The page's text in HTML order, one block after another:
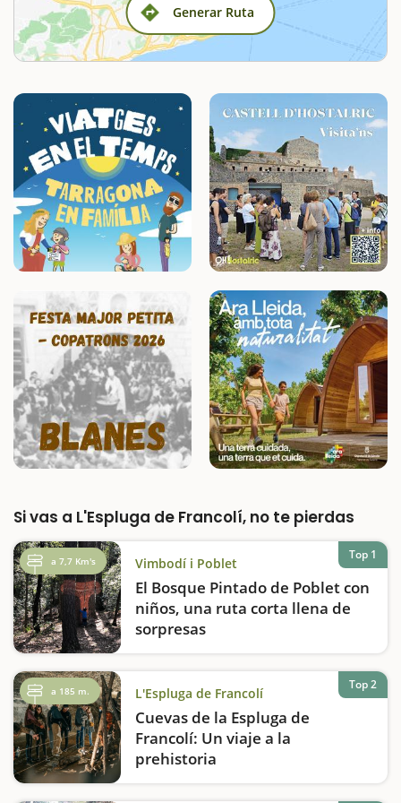
Generar Ruta
Si vas a L'Espluga de Francolí, no te pierdas
a 7,7 Km's Vimbodí i Poblet
El Bosque Pintado de Poblet con
niños, una ruta corta llena de
sorpresas
Excursión llena de emociones, rodeada de
un paisaje maravilloso e ideada
específicamente para hacer con niños con
los árboles y sobre todo las setas como
grandes protagonistas. Se trata del itinerario
micológico del Bosque de
Poblet.Combinaremos…
Top 1
a 185 m. L'Espluga de Francolí
Cuevas de la Espluga de
Francolí: Un viaje a la
prehistoria
Adéntrate en uno de los espacios más
fascinantes de la prehistoria: las Cuevas de
Top 2